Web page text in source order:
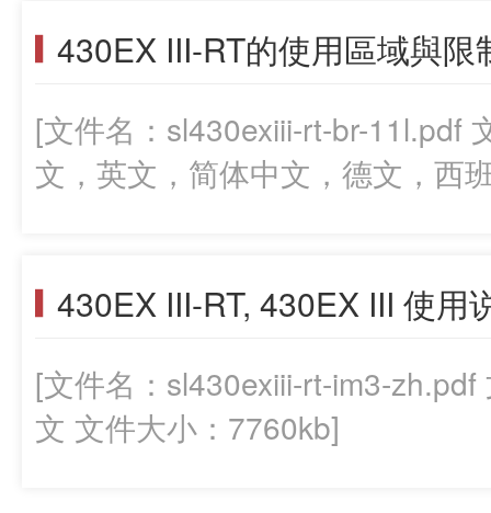
430EX III-RT的使用區域與限
[文件名：sl430exiii-rt-br-11l.pdf
文，英文，简体中文，德文，西
430EX III-RT, 430EX III 使用
[文件名：sl430exiii-rt-im3-
文 文件大小：7760kb]